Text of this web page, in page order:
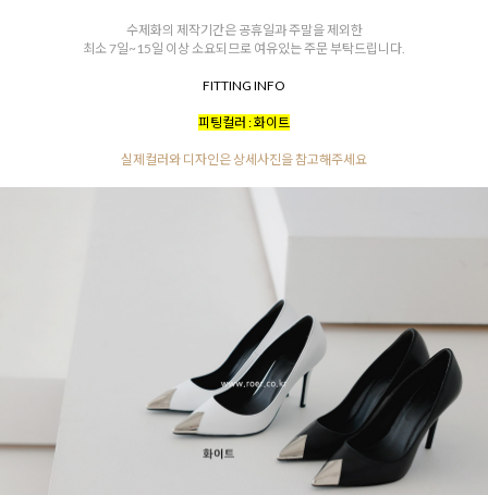
수제화의 제작기간은 공휴일과 주말을 제외한
최소 7일~15일 이상 소요되므로 여유있는 주문 부탁드립니다.
FITTING INFO
피팅컬러 : 화이트
실제컬러와 디자인은 상세사진을 참고해주세요